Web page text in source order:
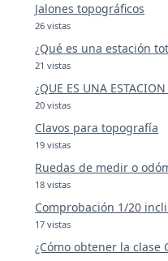
Jalones topográficos
26 vistas
¿Qué es una estación
21 vistas
¿QUE ES UNA
20 vistas
Clavos para topografía
19 vistas
Ruedas de medir o
18 vistas
Comprobación 1/20
17 vistas
¿Cómo obtener la clase